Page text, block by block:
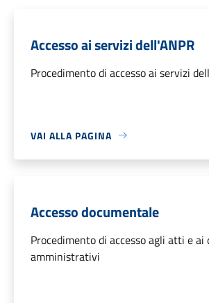
Accesso ai servizi dell'ANPR
Procedimento di accesso ai servizi
VAI ALLA PAGINA
Accesso documentale
Procedimento di accesso agli atti e ai
amministrativi